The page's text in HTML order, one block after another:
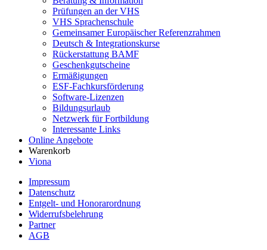
Prüfungen an der VHS
VHS Sprachenschule
Gemeinsamer Europäischer Referenzrahmen
Deutsch & Integrationskurse
Rückerstattung BAMF
Geschenkgutscheine
Ermäßigungen
ESF-Fachkursförderung
Software-Lizenzen
Bildungsurlaub
Netzwerk für Fortbildung
Interessante Links
Online Angebote
Warenkorb
Viona
Impressum
Datenschutz
Entgelt- und Honorarordnung
Widerrufsbelehrung
Partner
AGB